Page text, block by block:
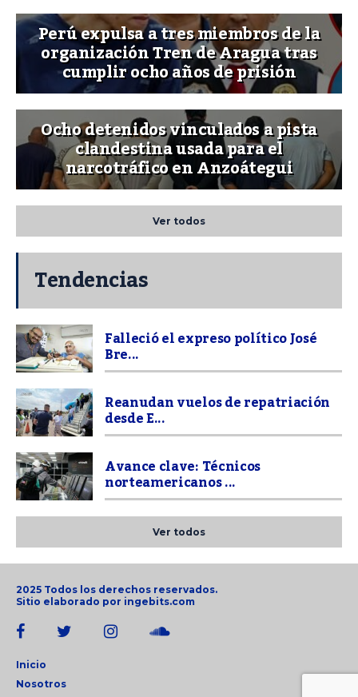
Perú expulsa a tres miembros de la
organización Tren de Aragua tras
cumplir ocho años de prisión
Ocho detenidos vinculados a pista
clandestina usada para el
narcotráfico en Anzoátegui
Ver todos
Tendencias
Falleció el expreso político José
Bre...
Reanudan vuelos de repatriación
desde E...
Avance clave: Técnicos
norteamericanos ...
Ver todos
2025 Todos los derechos reservados.
Sitio elaborado por ingebits.com
Inicio
Nosotros